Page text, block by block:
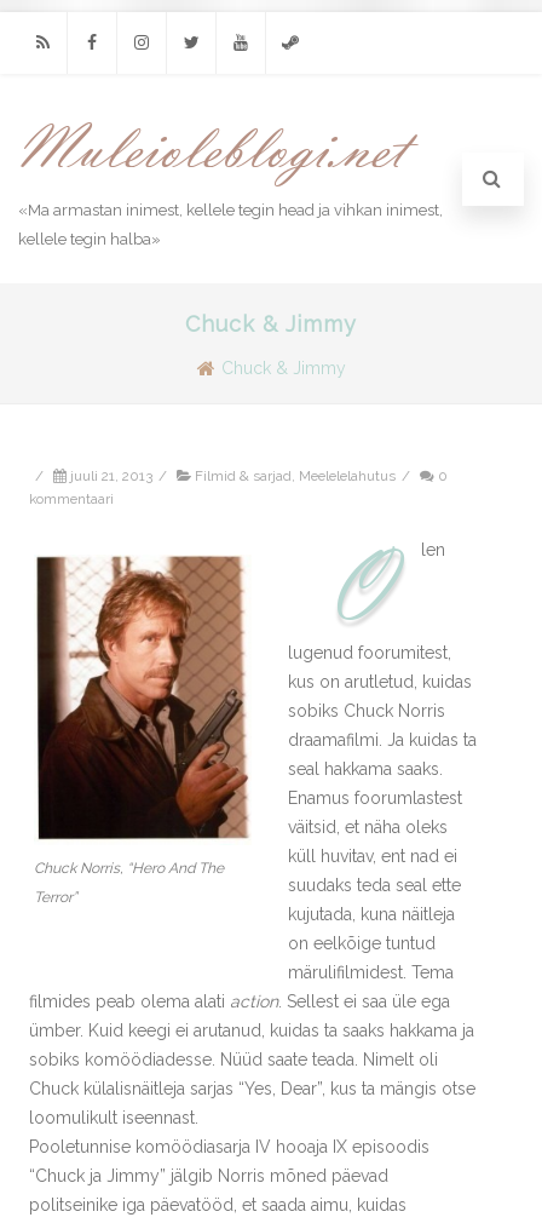
«Ma armastan inimest, kellele tegin head ja vihkan inimest,
kellele tegin halba»
Chuck & Jimmy
Chuck & Jimmy
/ juuli 21, 2013 / Filmid & sarjad, Meelelelahutus /
0
kommentaari
Chuck Norris, “Hero And The
Terror”
O len
lugenud foorumitest,
kus on arutletud, kuidas
sobiks Chuck Norris
draamafilmi. Ja kuidas ta
seal hakkama saaks.
Enamus foorumlastest
väitsid, et näha oleks
küll huvitav, ent nad ei
suudaks teda seal ette
kujutada, kuna näitleja
on eelkõige tuntud
märulifilmidest. Tema
filmides peab olema alati action. Sellest ei saa üle ega
ümber. Kuid keegi ei arutanud, kuidas ta saaks hakkama ja
sobiks komöödiadesse. Nüüd saate teada. Nimelt oli
Chuck külalisnäitleja sarjas “Yes, Dear”, kus ta mängis otse
loomulikult iseennast.
Pooletunnise komöödiasarja IV hooaja IX episoodis
“Chuck ja Jimmy” jälgib Norris mõned päevad
politseinike iga päevatööd, et saada aimu, kuidas